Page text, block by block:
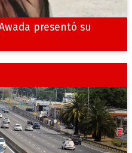
presentó su